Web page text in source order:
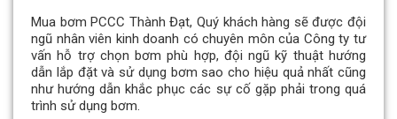
Mua bơm PCCC Thành Đạt, Quý khách hàng sẽ được đội
ngũ nhân viên kinh doanh có chuyên môn của Công ty tư
vấn hỗ trợ chọn bơm phù hợp, đội ngũ kỹ thuật hướng
dẫn lắp đặt và sử dụng bơm sao cho hiệu quả nhất cũng
như hướng dẫn khắc phục các sự cố gặp phải trong quá
trình sử dụng bơm.